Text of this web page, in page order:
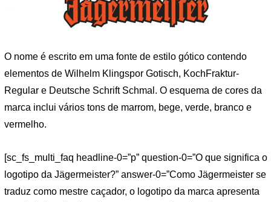
O nome é escrito em uma fonte de estilo gótico contendo
elementos de Wilhelm Klingspor Gotisch, KochFraktur-
Regular e Deutsche Schrift Schmal. O esquema de cores da
marca inclui vários tons de marrom, bege, verde, branco e
vermelho.
[sc_fs_multi_faq headline-0=”p” question-0=”O que significa o
logotipo da Jägermeister?” answer-0=”Como Jägermeister se
traduz como mestre caçador, o logotipo da marca apresenta